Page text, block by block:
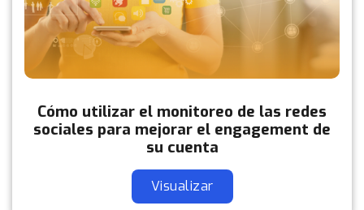
Cómo utilizar el monitoreo de las redes
sociales para mejorar el engagement de
su cuenta
Visualizar